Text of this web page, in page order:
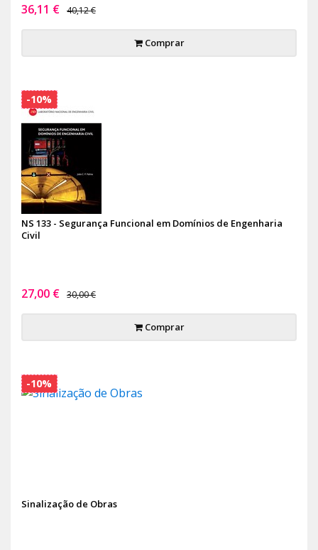
36,11 € 40,12 €
Comprar
NS 133 - Segurança Funcional em Domínios de Engenharia
Civil
27,00 € 30,00 €
Comprar
-10%
Sinalização de Obras
-10%